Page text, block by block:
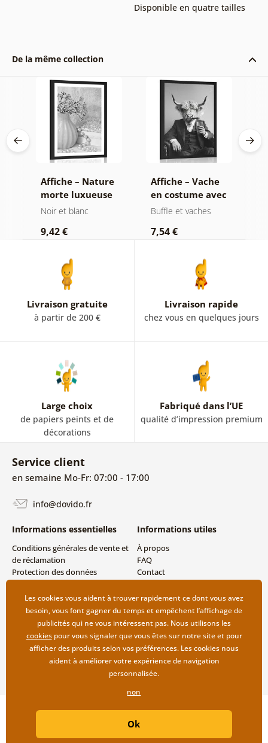
Disponible en quatre tailles
De la même collection
Affiche – Nature
morte luxueuse
en noir et blanc
Noir et blanc
9,42 €
Affiche – Vache
en costume avec
cigare et whisky
Buffle et vaches
7,54 €
Livraison gratuite
à partir de 200 €
Livraison rapide
chez vous en quelques jours
Large choix
de papiers peints et de
décorations
Fabriqué dans l’UE
qualité d’impression premium
Service client
en semaine Mo-Fr: 07:00 - 17:00
info@dovido.fr
Informations essentielles
Conditions générales de vente et
de réclamation
Protection des données
Modes de livraison et de
paiement
Retour des produits
Informations utiles
À propos
FAQ
Contact
Copyright ©2019 © Dovido.fr.
| Boutique en ligne créée par
Les cookies vous aident à trouver rapidement ce dont vous avez
besoin, vous font gagner du temps et empêchent l’affichage de
publicités qui ne vous intéressent pas. Nous utilisons les
cookiespour vous signaler que vous êtes sur notre site et pour
afficher des produits selon vos préférences. Les cookies nous
aident à améliorer votre expérience de navigation
personnalisée.
non
Ok